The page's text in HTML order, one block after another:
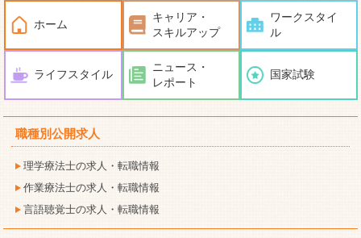
ホーム
キャリア・
スキルアップ
ワークスタイ
ル
ライフスタイル
ニュース・
レポート
国家試験
職種別公開求人
理学療法士の求人・転職情報
作業療法士の求人・転職情報
言語聴覚士の求人・転職情報